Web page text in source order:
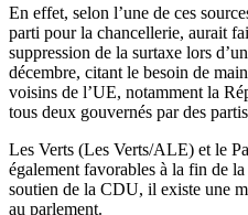
En effet, selon l’une de ces
parti pour la chancellerie, aurait
suppression de la surtaxe lors
décembre, citant le besoin de
voisins de l’UE, notamment la
tous deux gouvernés par des
Les Verts (Les Verts/ALE) et le
également favorables à la fin de
soutien de la CDU, il existe une
au parlement.